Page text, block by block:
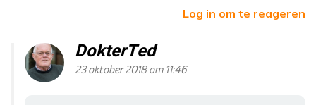
Log in om te reageren
DokterTed
23 oktober 2018 om 11:46